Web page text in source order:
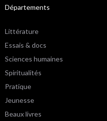
Départements
Littérature
Essais & docs
Sciences humaines
Spiritualités
Pratique
Jeunesse
Beaux livres